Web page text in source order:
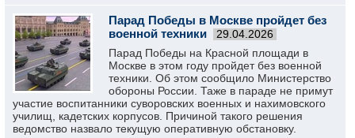
Парад Победы в Москве пройдет без
военной техники
29.04.2026
Парад Победы на Красной площади в
Москве в этом году пройдет без военной
техники. Об этом сообщило Министерство
обороны России. Таже в параде не примут
участие воспитанники суворовских военных и нахимовского
училищ, кадетских корпусов. Причиной такого решения
ведомство назвало текущую оперативную обстановку.